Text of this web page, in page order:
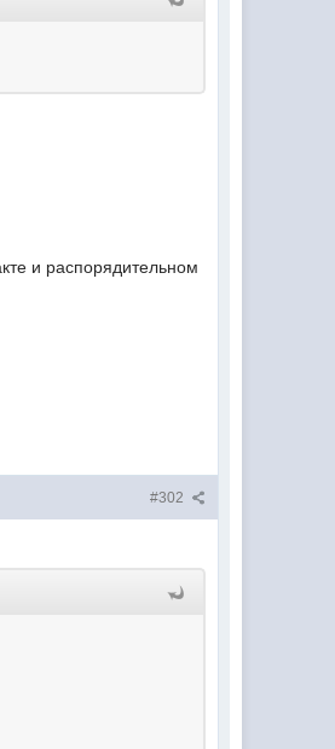
и распорядительном
#302